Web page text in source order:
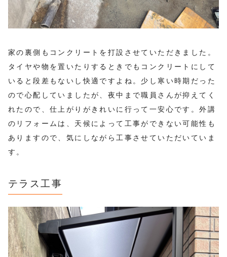
家の裏側もコンクリートを打設させていただきました。
タイヤや物を置いたりするときでもコンクリートにして
いると段差もないし快適ですよね。少し寒い時期だった
ので心配していましたが、夜中まで職員さんが抑えてく
れたので、仕上がりがきれいに行って一安心です。外講
のリフォームは、天候によって工事ができない可能性も
ありますので、気にしながら工事させていただいていま
す。
テラス工事